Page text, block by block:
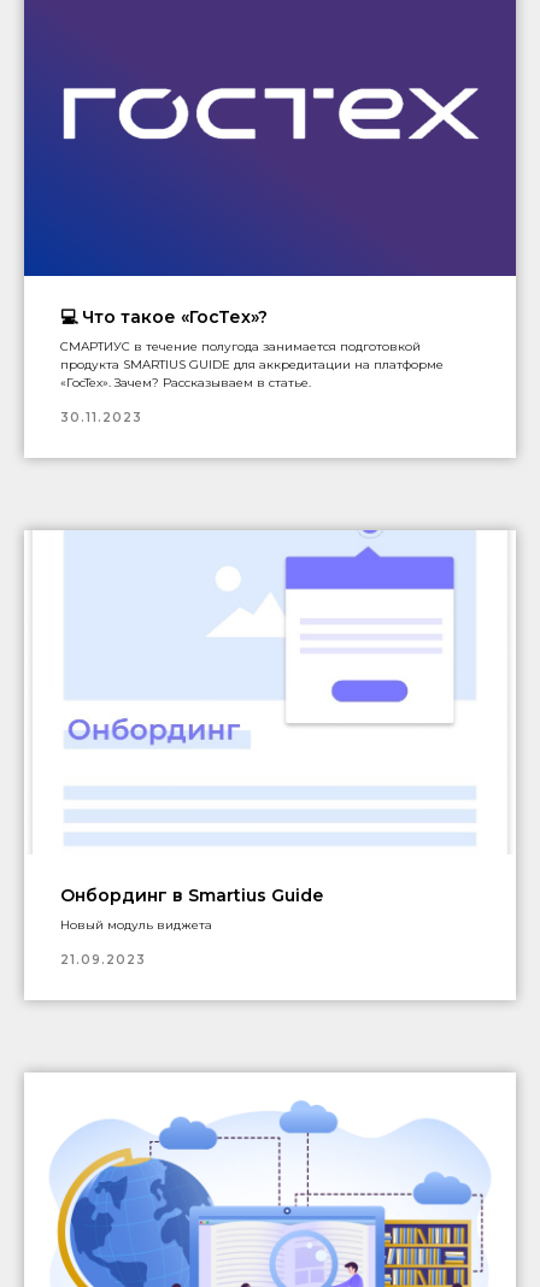
💻 Что такое «ГосТех»?
СМАРТИУС в течение полугода занимается подготовкой
продукта SMARTIUS GUIDE для аккредитации на платформе
«ГосТех». Зачем? Рассказываем в статье.
30.11.2023
Онбординг в Smartius Guide
Новый модуль виджета
21.09.2023